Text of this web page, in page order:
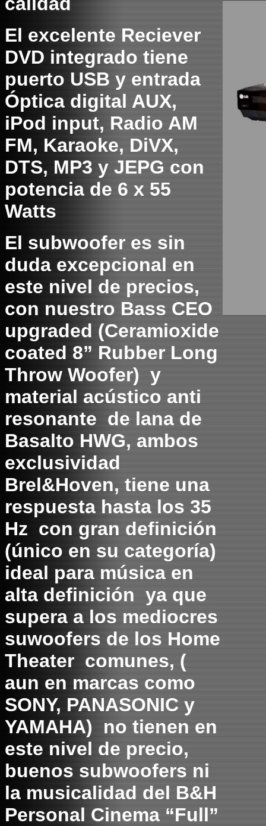
El excelente Reciever
DVD integrado tiene
puerto USB y entrada
Óptica digital AUX,
iPod input, Radio AM
FM, Karaoke, DiVX,
DTS, MP3 y JEPG con
potencia de 6 x 55
Watts
El subwoofer es sin
duda excepcional en
este nivel de precios,
con nuestro Bass CEO
upgraded (Ceramioxide
coated 8” Rubber Long
Throw Woofer) y
material acústico anti
resonante de lana de
Basalto HWG, ambos
exclusividad
Brel&Hoven, tiene una
respuesta hasta los 35
Hz con gran definición
(único en su categoría)
ideal para música en
alta definición ya que
supera a los mediocres
suwoofers de los Home
Theater comunes, (
aun en marcas como
SONY, PANASONIC y
YAMAHA) no tienen en
este nivel de precio,
buenos subwoofers ni
la musicalidad del B&H
Personal Cinema “Full”